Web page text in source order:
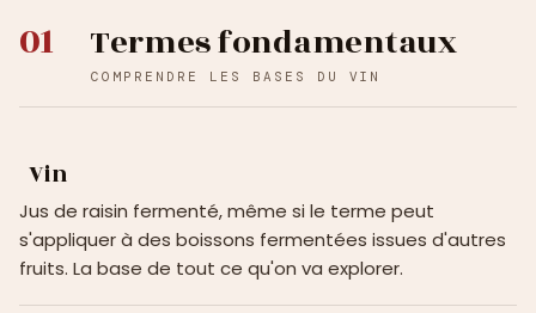
01 Termes fondamentaux
COMPRENDRE LES BASES DU VIN
Vin
Jus de raisin fermenté, même si le terme peut
s'appliquer à des boissons fermentées issues d'autres
fruits. La base de tout ce qu'on va explorer.